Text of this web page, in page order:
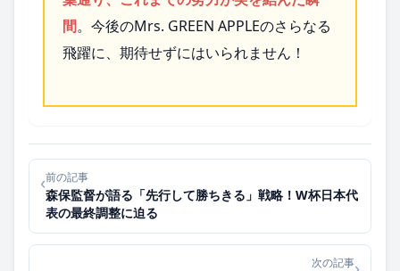
間。今後のMrs. GREEN APPLEのさらなる
飛躍に、期待せずにはいられません！
‹前の記事
森保監督が語る「先行して勝ちきる」戦略！W杯日本代
表の最終調整に迫る
次の記事